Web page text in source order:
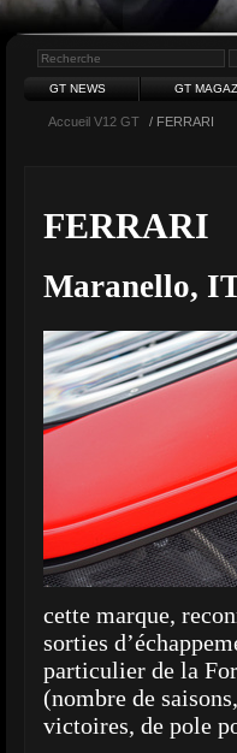
GT NEWS GT
Accueil V12 GT / FERRARI
FERRARI
Maranello,
cette marque,
sorties
particulier de la
(nombre de
victoires, de pole